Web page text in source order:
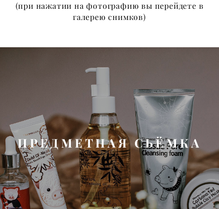
​(при нажатии на фотографию вы перейдете в
галерею снимков)
ПРЕДМЕТНАЯ СЬЁМКА